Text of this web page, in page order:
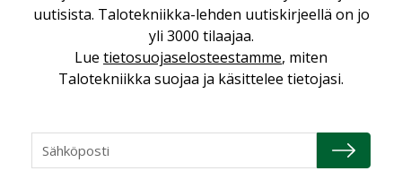
ilmanvaihtoa
Miten varmistetaan EPD-dokumenteista
Vesi- ja viemärimitoittaminen on
uutisista. Talotekniikka-lehden uutiskirjeellä on jo
yli 3000 tilaajaa.
Lue tietosuojaselosteestamme, miten
Talotekniikka suojaa ja käsittelee tietojasi.